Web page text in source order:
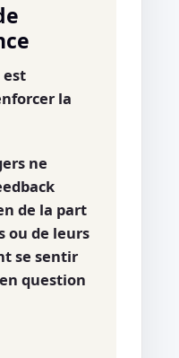
est
la
ne
de la part
ou de leurs
se sentir
question